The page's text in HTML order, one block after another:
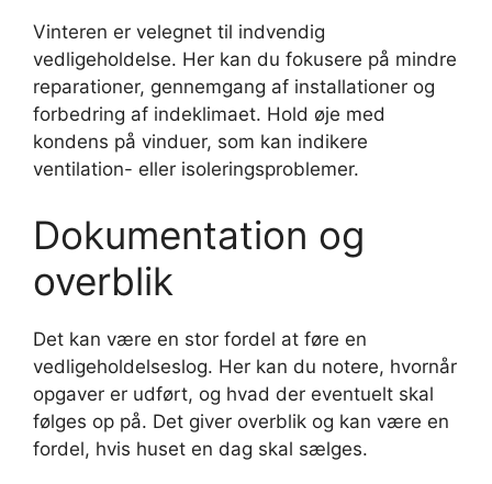
Vinteren er velegnet til indvendig
vedligeholdelse. Her kan du fokusere på mindre
reparationer, gennemgang af installationer og
forbedring af indeklimaet. Hold øje med
kondens på vinduer, som kan indikere
ventilation- eller isoleringsproblemer.
Dokumentation og
overblik
Det kan være en stor fordel at føre en
vedligeholdelseslog. Her kan du notere, hvornår
opgaver er udført, og hvad der eventuelt skal
følges op på. Det giver overblik og kan være en
fordel, hvis huset en dag skal sælges.